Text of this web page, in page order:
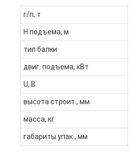
г/п, т
H подъема, м
тип балки
двиг. подъема, кВт
U, В
высота строит., мм
масса, кг
габариты упак., мм